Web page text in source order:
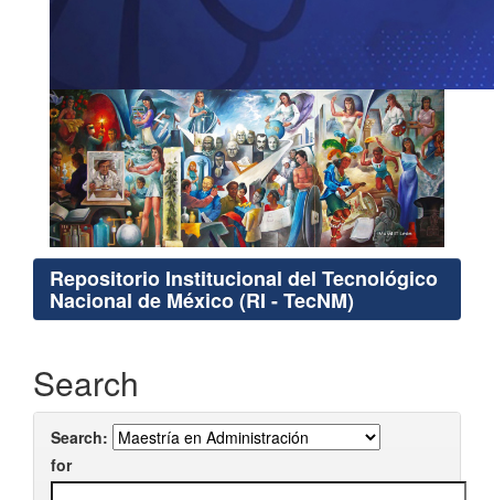
Repositorio Institucional del Tecnológico
Nacional de México (RI - TecNM)
Search
Search:
for